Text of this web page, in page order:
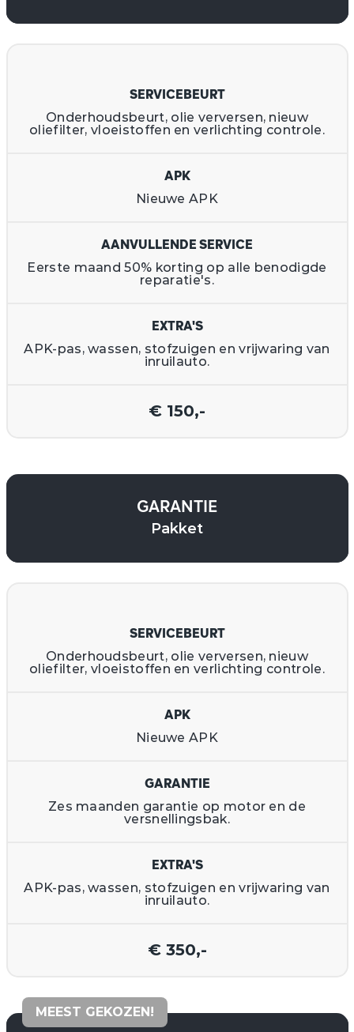
SERVICEBEURT
Onderhoudsbeurt, olie verversen, nieuw
oliefilter, vloeistoffen en verlichting controle.
APK
Nieuwe APK
AANVULLENDE SERVICE
Eerste maand 50% korting op alle benodigde
reparatie's.
EXTRA'S
APK-pas, wassen, stofzuigen en vrijwaring van
inruilauto.
€ 150,-
GARANTIE
Pakket
SERVICEBEURT
Onderhoudsbeurt, olie verversen, nieuw
oliefilter, vloeistoffen en verlichting controle.
APK
Nieuwe APK
GARANTIE
Zes maanden garantie op motor en de
versnellingsbak.
EXTRA'S
APK-pas, wassen, stofzuigen en vrijwaring van
inruilauto.
€ 350,-
MEEST GEKOZEN!